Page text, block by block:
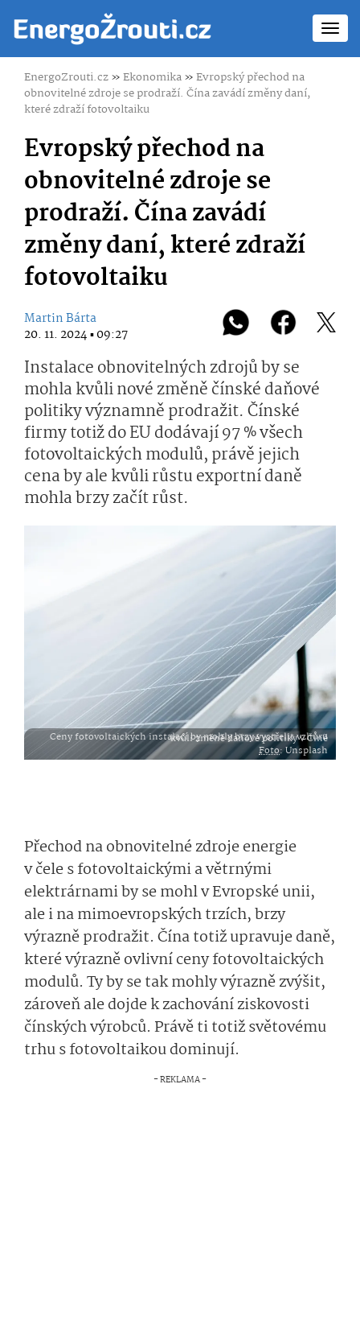
EnergoZrouti.cz»Ekonomika»Evropský přechod na
obnovitelné zdroje se prodraží. Čína zavádí změny daní,
které zdraží fotovoltaiku
Evropský přechod na
obnovitelné zdroje se
prodraží. Čína zavádí
změny daní, které zdraží
fotovoltaiku
Martin Bárta
20. 11. 2024 ▪ 09:27
Instalace obnovitelných zdrojů by se
mohla kvůli nové změně čínské daňové
politiky významně prodražit. Čínské
firmy totiž do EU dodávají 97 % všech
fotovoltaických modulů, právě jejich
cena by ale kvůli růstu exportní daně
mohla brzy začít růst.
Ceny fotovoltaických instalací by mohly brzy vystřelit vzhůru kvůli změně daňové politiky v Číně
Foto: Unsplash
Přechod na obnovitelné zdroje energie
v čele s fotovoltaickými a větrnými
elektrárnami by se mohl v Evropské unii,
ale i na mimoevropských trzích, brzy
výrazně prodražit. Čína totiž upravuje daně,
které výrazně ovlivní ceny fotovoltaických
modulů. Ty by se tak mohly výrazně zvýšit,
zároveň ale dojde k zachování ziskovosti
čínských výrobců. Právě ti totiž světovému
trhu s fotovoltaikou dominují.